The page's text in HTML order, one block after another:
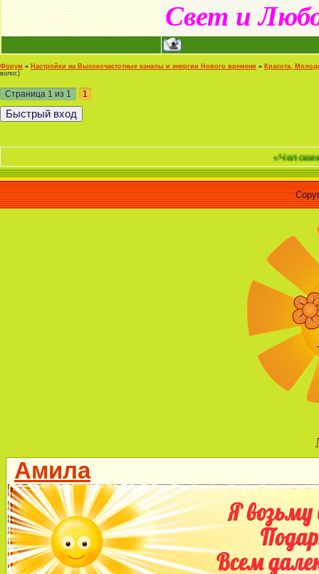
Свет и
Форум » Настройки на Высокочастотные каналы и энергии Нового времени » Красота,
волос)
Страница 1 из 1 1
«Человек - это